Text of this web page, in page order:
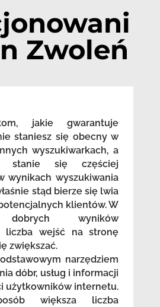
Zwoleń
jakie gwarantuje
staniesz się obecny w
wyszukiwarkach, a
stanie się częściej
wynikach wyszukiwania
stąd bierze się lwia
klientów. W
dobrych wyników
liczba wejść na stronę
zwiększać.
narzędziem
dóbr, usług i informacji
użytkowników internetu.
większa liczba